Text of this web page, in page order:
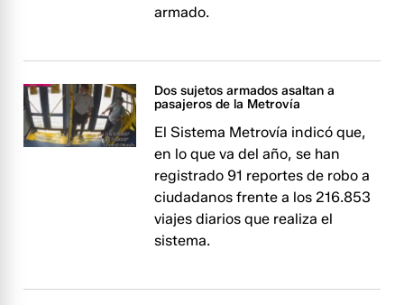
armado.
Dos sujetos armados asaltan a
pasajeros de la Metrovía
El Sistema Metrovía indicó que,
en lo que va del año, se han
registrado 91 reportes de robo a
ciudadanos frente a los 216.853
viajes diarios que realiza el
sistema.